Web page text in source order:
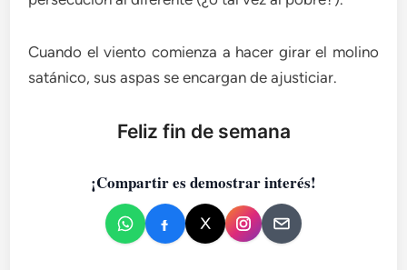
Cuando el viento comienza a hacer girar el molino
satánico, sus aspas se encargan de ajusticiar.
Feliz fin de semana
¡Compartir es demostrar interés!